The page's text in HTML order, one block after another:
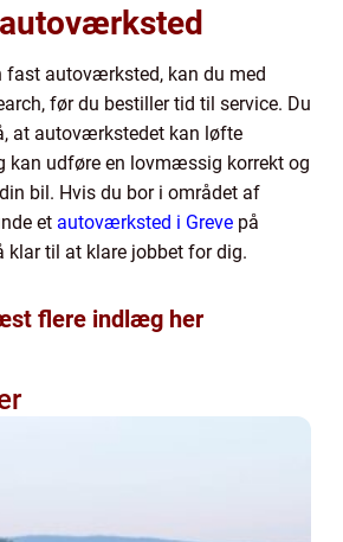
fast autoværksted, kan du med
før du bestiller tid til service. Du
at autoværkstedet kan løfte
kan udføre en lovmæssig korrekt og
bil. Hvis du bor i området af
et autoværksted i Greve på
klar til at klare jobbet for dig.
flere indlæg her